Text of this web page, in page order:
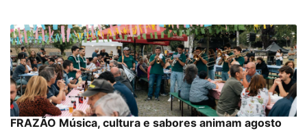
FRAZÃO Música, cultura e sabores animam agosto